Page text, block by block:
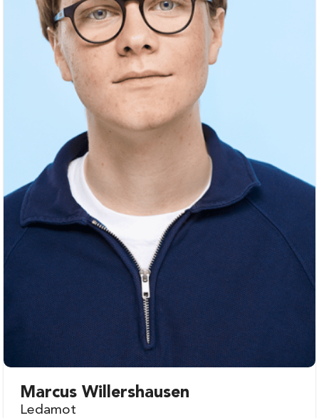
Marcus Willershausen
Ledamot